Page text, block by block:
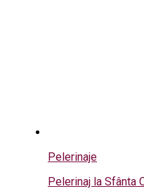
Pelerinaje
Pelerinaj la Sfânta